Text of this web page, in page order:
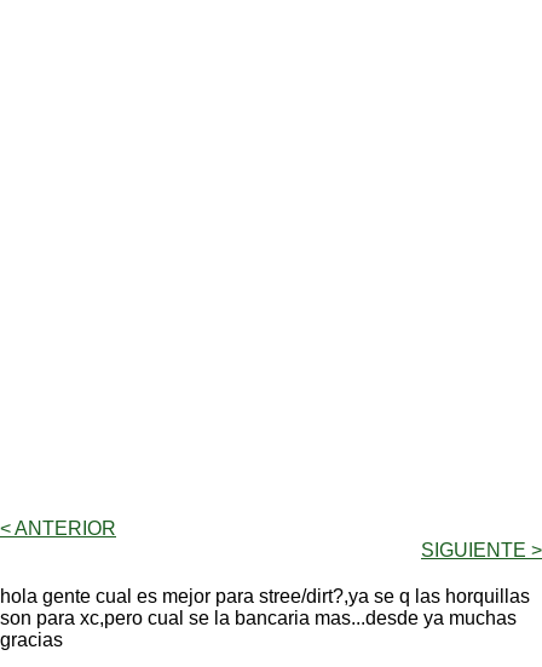
< ANTERIOR
SIGUIENTE >
hola gente cual es mejor para stree/dirt?,ya se q las horquillas
son para xc,pero cual se la bancaria mas...desde ya muchas
gracias